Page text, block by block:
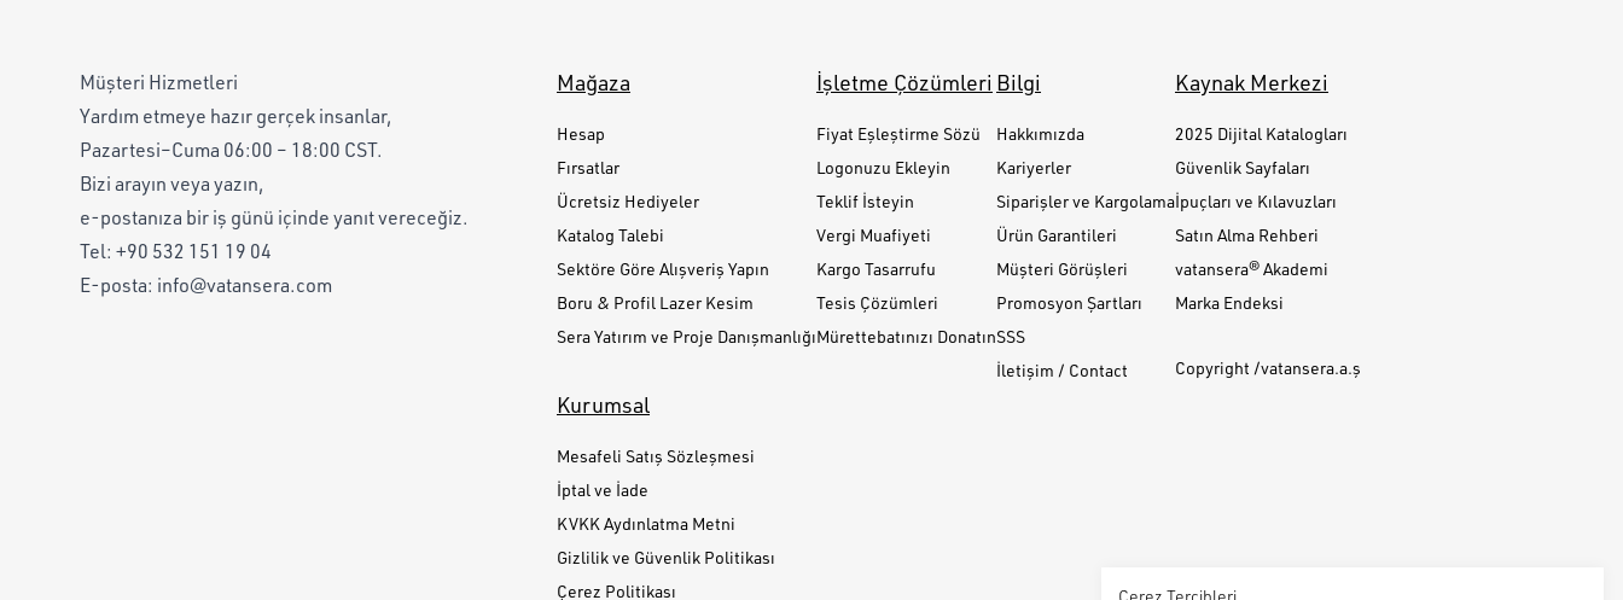
Çerez Tercihleri
Müşteri Hizmetleri
Yardım etmeye hazır gerçek insanlar,
Pazartesi–Cuma 06:00 – 18:00 CST.
Bizi arayın veya yazın,
e-postanıza bir iş günü içinde yanıt vereceğiz.
Tel: +90 532 151 19 04
E-posta: info@vatansera.com
Mağaza
Hesap
Fırsatlar
Ücretsiz Hediyeler
Katalog Talebi
Sektöre Göre Alışveriş Yapın
Boru & Profil Lazer Kesim
Sera Yatırım ve Proje Danışmanlığı
İşletme Çözümleri
Fiyat Eşleştirme Sözü
Logonuzu Ekleyin
Teklif İsteyin
Vergi Muafiyeti
Kargo Tasarrufu
Tesis Çözümleri
Mürettebatınızı Donatın
Bilgi
Hakkımızda
Kariyerler
Siparişler ve Kargolama
Ürün Garantileri
Müşteri Görüşleri
Promosyon Şartları
SSS
İletişim / Contact
Kaynak Merkezi
2025 Dijital Katalogları
Güvenlik Sayfaları
İpuçları ve Kılavuzları
Satın Alma Rehberi
vatansera® Akademi
Marka Endeksi
Copyright /vatansera.a.ş
Kurumsal
Mesafeli Satış Sözleşmesi
İptal ve İade
KVKK Aydınlatma Metni
Gizlilik ve Güvenlik Politikası
Çerez Politikası